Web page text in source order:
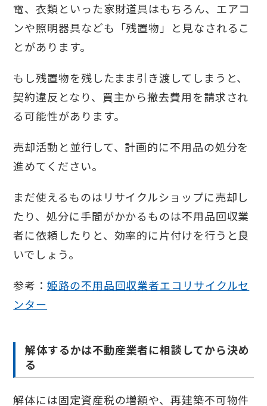
電、衣類といった家財道具はもちろん、エアコ
ンや照明器具なども「残置物」と見なされるこ
とがあります。
もし残置物を残したまま引き渡してしまうと、
契約違反となり、買主から撤去費用を請求され
る可能性があります。
売却活動と並行して、計画的に不用品の処分を
進めてください。
まだ使えるものはリサイクルショップに売却し
たり、処分に手間がかかるものは不用品回収業
者に依頼したりと、効率的に片付けを行うと良
いでしょう。
参考：姫路の不用品回収業者エコリサイクルセ
ンター
解体するかは不動産業者に相談してから決め
る
解体には固定資産税の増額や、再建築不可物件